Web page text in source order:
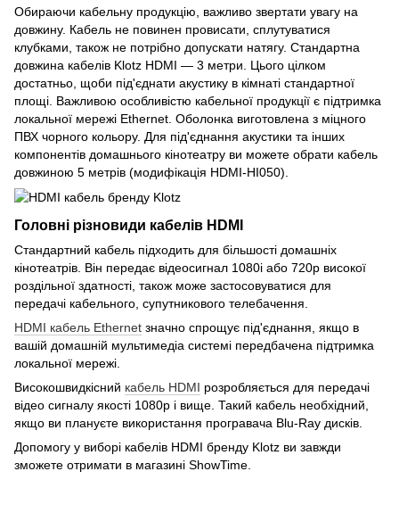
Обираючи кабельну продукцію, важливо звертати увагу на
довжину. Кабель не повинен провисати, сплутуватися
клубками, також не потрібно допускати натягу. Стандартна
довжина кабелів Klotz HDMI — 3 метри. Цього цілком
достатньо, щоби під'єднати акустику в кімнаті стандартної
площі. Важливою особливістю кабельної продукції є підтримка
локальної мережі Ethernet. Оболонка виготовлена з міцного
ПВХ чорного кольору. Для під'єднання акустики та інших
компонентів домашнього кінотеатру ви можете обрати кабель
довжиною 5 метрів (модифікація HDMI-HI050).
Головні різновиди кабелів HDMI
Стандартний кабель підходить для більшості домашніх
кінотеатрів. Він передає відеосигнал 1080i або 720p високої
роздільної здатності, також може застосовуватися для
передачі кабельного, супутникового телебачення.
HDMI кабель Ethernet значно спрощує під'єднання, якщо в
вашій домашній мультимедіа системі передбачена підтримка
локальної мережі.
Високошвидкісний кабель HDMI розробляється для передачі
відео сигналу якості 1080p і вище. Такий кабель необхідний,
якщо ви плануєте використання програвача Blu-Ray дисків.
Допомогу у виборі кабелів HDMI бренду Klotz ви завжди
зможете отримати в магазині ShowTime.